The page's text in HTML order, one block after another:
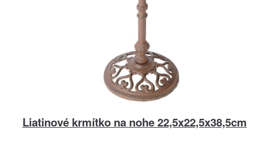
Liatinové krmítko na nohe 22,5x22,5x38,5cm